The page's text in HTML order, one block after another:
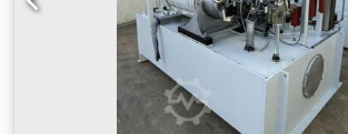
desplazamiento variable: 2 unidades,
manualmente Conexiones para bombas
grandes: 2 unidades, regulables mediante
motor Conexión para bomba de
unidad, regulable mediante la velocidad